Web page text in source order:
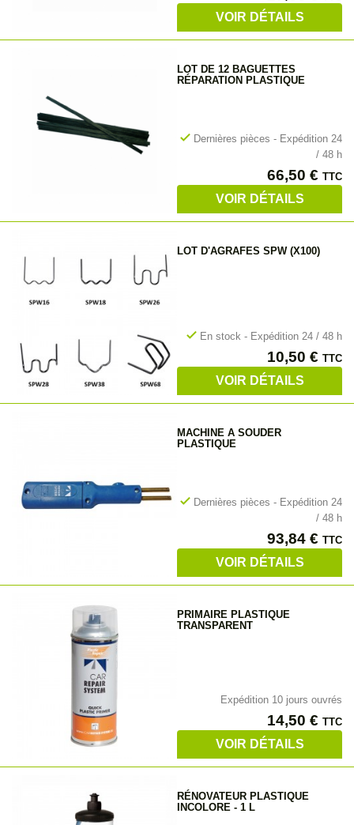
VOIR DÉTAILS
LOT DE 12 BAGUETTES
RÉPARATION PLASTIQUE
check Dernières pièces - Expédition 24
/ 48 h
Prix
66,50 € TTC
VOIR DÉTAILS
LOT D'AGRAFES SPW (X100)
check En stock - Expédition 24 / 48 h
Prix
10,50 € TTC
VOIR DÉTAILS
MACHINE A SOUDER
PLASTIQUE
check Dernières pièces - Expédition 24
/ 48 h
Prix
93,84 € TTC
VOIR DÉTAILS
PRIMAIRE PLASTIQUE
TRANSPARENT
Expédition 10 jours ouvrés
Prix
14,50 € TTC
VOIR DÉTAILS
RÉNOVATEUR PLASTIQUE
INCOLORE - 1 L